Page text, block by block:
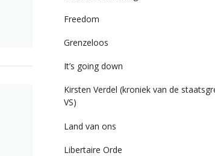
Freedom
Grenzeloos
It’s going down
Kirsten Verdel (kroniek van de
VS)
Land van ons
Libertaire Orde